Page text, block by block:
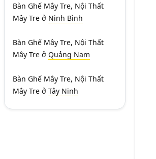
Bàn Ghế Mây Tre, Nội Thất
Mây Tre ở Ninh Bình
Bàn Ghế Mây Tre, Nội Thất
Mây Tre ở Quảng Nam
Bàn Ghế Mây Tre, Nội Thất
Mây Tre ở Tây Ninh